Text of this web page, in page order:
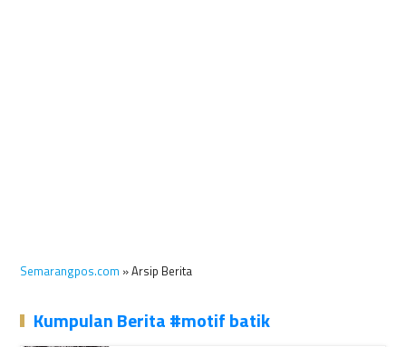
Semarangpos.com » Arsip Berita
Kumpulan Berita #motif batik